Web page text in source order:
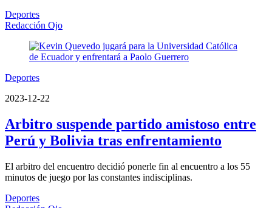
Deportes
Redacción Ojo
Deportes
2023-12-22
Arbitro suspende partido amistoso entre
Perú y Bolivia tras enfrentamiento
El arbitro del encuentro decidió ponerle fin al encuentro a los 55
minutos de juego por las constantes indisciplinas.
Deportes